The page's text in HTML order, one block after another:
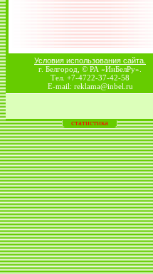
Условия использования сайта.
г. Белгород, © РА «ИнБелРу».
Тел. +7-4722-37-42-58
E-mail: reklama@inbel.ru
статистика